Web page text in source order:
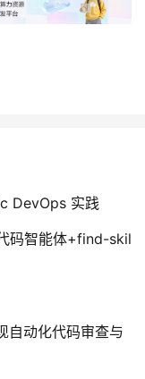
DevOps 实践
码智能体+find-skil
自动化代码审查与